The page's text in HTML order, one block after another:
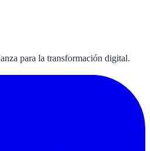
para la transformación digital.